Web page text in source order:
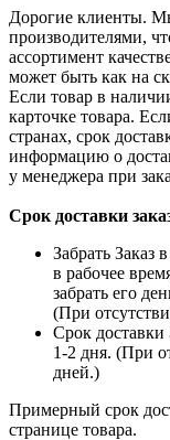
Дорогие клиенты.
производителями,
ассортимент
может быть как на
Если товар в
карточке товара.
странах, срок
информацию о
у менеджера при
Срок доставки
Забрать Заказ
в рабочее
забрать его
(При
Срок доставки
1-2 дня. (При
дней.)
Примерный срок
странице товара.